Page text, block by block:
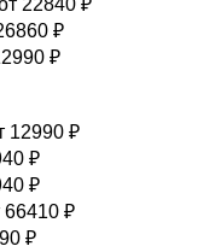
₽
₽
12990 ₽
₽
₽
66410 ₽
₽